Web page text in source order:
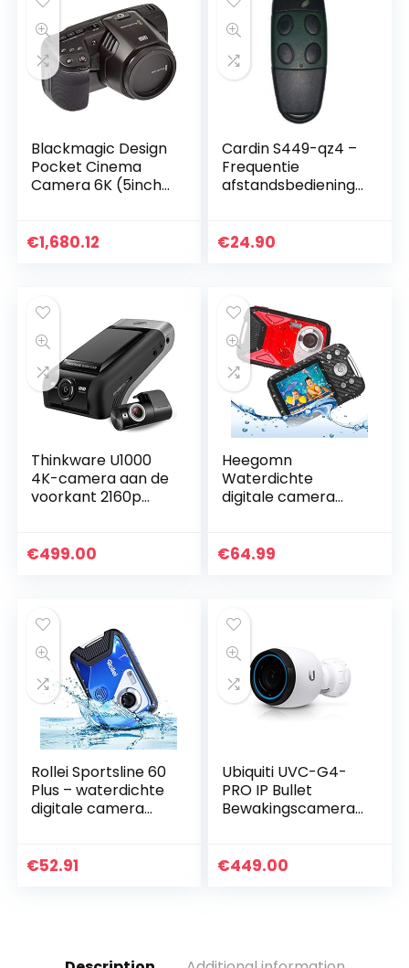
Blackmagic Design
Pocket Cinema
Camera 6K (5inch
opname, inclusief
€1,680.12
Cardin S449-qz4 –
Frequentie
afstandsbediening
€24.90
Thinkware U1000
4K-camera aan de
voorkant 2160p
1440P QHD (EU-
€499.00
Heegomn
Waterdichte
digitale camera
8-voudige digitale
€64.99
Rollei Sportsline 60
Plus – waterdichte
digitale camera
Sports-Cam met
€52.91
Ubiquiti UVC-G4-
PRO IP Bullet
Bewakingscamera
€449.00